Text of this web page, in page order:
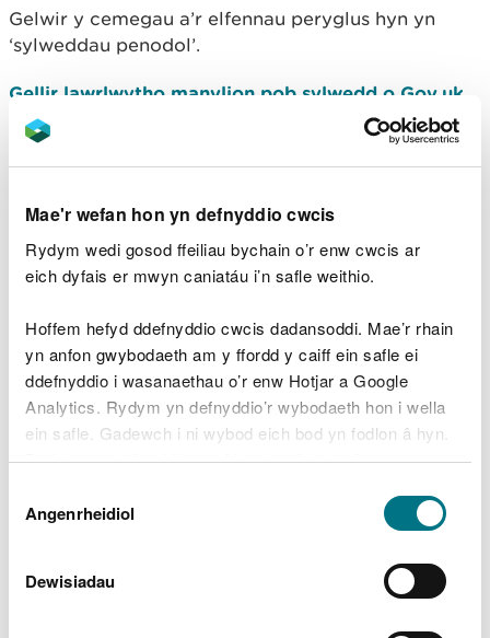
Mae'r wefan hon yn defnyddio cwcis
Rydym wedi gosod ffeiliau bychain o’r enw cwcis ar
eich dyfais er mwyn caniatáu i’n safle weithio.
Hoffem hefyd ddefnyddio cwcis dadansoddi. Mae’r rhain
yn anfon gwybodaeth am y ffordd y caiff ein safle ei
ddefnyddio i wasanaethau o’r enw Hotjar a Google
Analytics. Rydym yn defnyddio’r wybodaeth hon i wella
ein safle. Gadewch i ni wybod eich bod yn fodlon â hyn.
Byddwn yn defnyddio cwci i gadw eich dewis.
Gellirdarllen mwy am ein cwcis cyn i chi ddewis.
Caniatâd
Angenrheidiol
Dewisiadau
Gelwir y cemegau a’r elfennau peryglus hyn yn
‘sylweddau penodol’.
Gellir lawrlwytho manylion pob sylwedd o Gov.uk
Sut ydw i'n gwybod a
ngollyngiadau i?
Mae cemegau ac elfennau peryglus yn debygol o
caniateir iddynt gael eu hychwanegu at y
gollyngiad (er enghraifft caniatâd elifion
masnach cwmni dŵr neu ollyngiadau o
osodiadau)
wedi ychwanegu haearn neu alwminiwm i dynnu
ffosfforws).